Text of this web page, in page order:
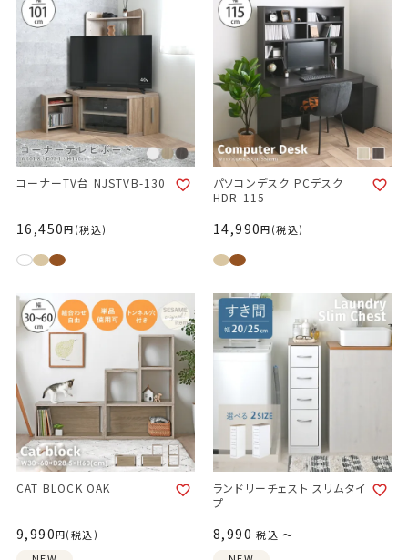
コーナーTV台 NJSTVB-130
16,450 税込
パソコンデスク PCデスク
HDR-115
14,990 税込
CAT BLOCK OAK
9,990
税込
ランドリーチェスト スリムタイ
プ
8,990 税込 〜